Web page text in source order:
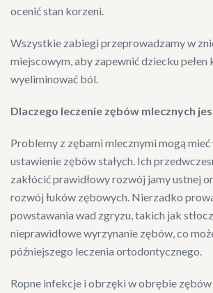
ocenić stan korzeni.
Wszystkie zabiegi przeprowadzamy w
miejscowym, aby zapewnić dziecku
wyeliminować ból.
Dlaczego leczenie zębów mlecznych
Problemy z zębami mlecznymi mogą mieć
ustawienie zębów stałych. Ich
zakłócić prawidłowy rozwój jamy ustnej
rozwój łuków zębowych. Nierzadko
powstawania wad zgryzu, takich jak
nieprawidłowe wyrzynanie zębów, co
późniejszego leczenia ortodontycznego.
Ropne infekcje i obrzęki w obrębie